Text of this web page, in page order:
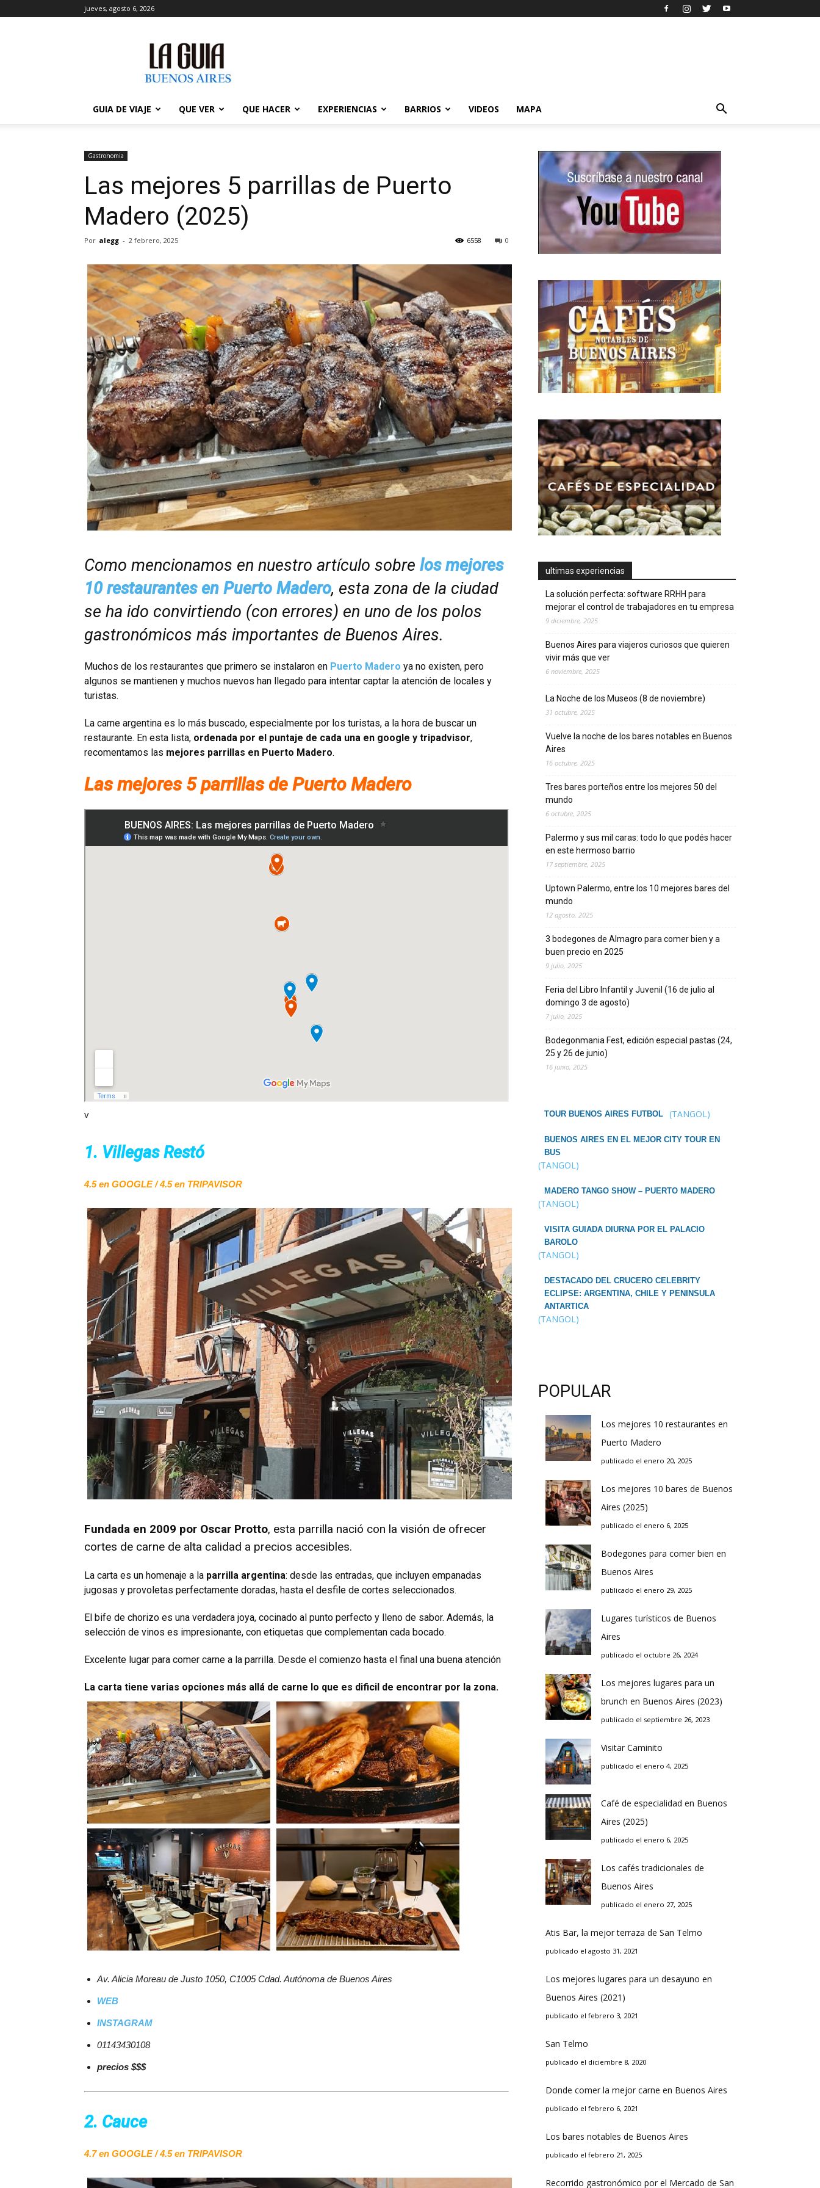
jueves, agosto 6, 2026
Guía
de
Buenos
GUIA DE VIAJE
QUE VER QUE HACER EXPERIENCIAS BARRIOS VIDEOS MAPA
Gastronomia
Las mejores 5 parrillas de Puerto
Madero (2025)
Por alegg - 2 febrero, 2025 0
6558
Como mencionamos en nuestro artículo sobre los mejores
10 restaurantes en Puerto Madero, esta zona de la ciudad
se ha ido convirtiendo (con errores) en uno de los polos
gastronómicos más importantes de Buenos Aires.
Muchos de los restaurantes que primero se instalaron en Puerto Madero ya no existen, pero
algunos se mantienen y muchos nuevos han llegado para intentar captar la atención de locales y
turistas.
La carne argentina es lo más buscado, especialmente por los turistas, a la hora de buscar un
restaurante. En esta lista, ordenada por el puntaje de cada una en google y tripadvisor,
recomentamos las mejores parrillas en Puerto Madero.
Las mejores 5 parrillas de Puerto Madero
v
1. Villegas Restó
4.5 en GOOGLE / 4.5 en TRIPAVISOR
Fundada en 2009 por Oscar Protto, esta parrilla nació con la visión de ofrecer
cortes de carne de alta calidad a precios accesibles.
La carta es un homenaje a la parrilla argentina: desde las entradas, que incluyen empanadas
jugosas y provoletas perfectamente doradas, hasta el desfile de cortes seleccionados.
El bife de chorizo es una verdadera joya, cocinado al punto perfecto y lleno de sabor. Además, la
selección de vinos es impresionante, con etiquetas que complementan cada bocado.
Excelente lugar para comer carne a la parrilla. Desde el comienzo hasta el final una buena atención
La carta tiene varias opciones más allá de carne lo que es dificil de encontrar por la zona.
Av. Alicia Moreau de Justo 1050, C1005 Cdad. Autónoma de Buenos Aires
WEB
INSTAGRAM
01143430108
precios $$$
2. Cauce
4.7 en GOOGLE / 4.5 en TRIPAVISOR
ultimas experiencias
La solución perfecta: software RRHH para
mejorar el control de trabajadores en tu empresa
9 diciembre, 2025
Buenos Aires para viajeros curiosos que quieren
vivir más que ver
6 noviembre, 2025
La Noche de los Museos (8 de noviembre)
31 octubre, 2025
Vuelve la noche de los bares notables en Buenos
Aires
16 octubre, 2025
Tres bares porteños entre los mejores 50 del
mundo
6 octubre, 2025
Palermo y sus mil caras: todo lo que podés hacer
en este hermoso barrio
17 septiembre, 2025
Uptown Palermo, entre los 10 mejores bares del
mundo
12 agosto, 2025
3 bodegones de Almagro para comer bien y a
buen precio en 2025
9 julio, 2025
Feria del Libro Infantil y Juvenil (16 de julio al
domingo 3 de agosto)
7 julio, 2025
Bodegonmania Fest, edición especial pastas (24,
25 y 26 de junio)
16 junio, 2025
TOUR BUENOS AIRES FUTBOL (TANGOL)
BUENOS AIRES EN EL MEJOR CITY TOUR EN
BUS
(TANGOL)
MADERO TANGO SHOW – PUERTO MADERO
(TANGOL)
VISITA GUIADA DIURNA POR EL PALACIO
BAROLO
(TANGOL)
DESTACADO DEL CRUCERO CELEBRITY
ECLIPSE: ARGENTINA, CHILE Y PENINSULA
ANTARTICA
(TANGOL)
POPULAR
Los mejores 10 restaurantes en
Puerto Madero
publicado el enero 20, 2025
Los mejores 10 bares de Buenos
Aires (2025)
publicado el enero 6, 2025
Bodegones para comer bien en
Buenos Aires
publicado el enero 29, 2025
Lugares turísticos de Buenos
Aires
publicado el octubre 26, 2024
Los mejores lugares para un
brunch en Buenos Aires (2023)
publicado el septiembre 26, 2023
Visitar Caminito
publicado el enero 4, 2025
Café de especialidad en Buenos
Aires (2025)
publicado el enero 6, 2025
Los cafés tradicionales de
Buenos Aires
publicado el enero 27, 2025
Atis Bar, la mejor terraza de San Telmo
publicado el agosto 31, 2021
Los mejores lugares para un desayuno en
Buenos Aires (2021)
publicado el febrero 3, 2021
San Telmo
publicado el diciembre 8, 2020
Donde comer la mejor carne en Buenos Aires
publicado el febrero 6, 2021
Los bares notables de Buenos Aires
publicado el febrero 21, 2025
Recorrido gastronómico por el Mercado de San